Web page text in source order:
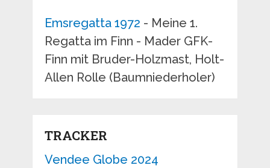
Emsregatta 1972 - Meine 1.
Regatta im Finn - Mader GFK-
Finn mit Bruder-Holzmast, Holt-
Allen Rolle (Baumniederholer)
TRACKER
Vendee Globe 2024